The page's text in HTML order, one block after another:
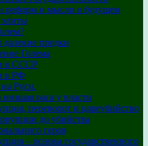
реформ и мысли о будущем
элиты
предки
Голема
в СССР
в РФ
Руси.
низшая раса у власти
переворот и цареубийство
до убийства
героя
– основа государственного